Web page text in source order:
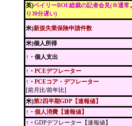
英)ベイリーBOE総裁の記者会見(※通常
り30分遅い)
米)新規失業保険申請件数
米)個人所得
↑・個人支出
↑・ PCEデフレーター
↑・ PCEコア・デフレーター
[前月比/前年比]
米)第2四半期GDP【速報値】
↑・ 個人消費【速報値】
↑・ GDPデフレーター【速報値】